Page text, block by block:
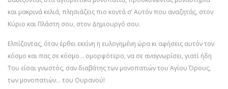
και μακρινά κελιά, πλησιάζεις πιο κοντά σ’ Αυτόν που αναζητάς, στον
Κύριο και Πλάστη σου, στον Δημιουργό σου.
Ελπίζοντας, όταν έρθει εκείνη η ευλογημένη ώρα κι αφήσεις αυτόν τον
κόσμο και πας σε κόσμο… ομορφότερο, να σε αναγνωρίσει, γιατί ήδη
Του είσαι γνωστός, σαν διαβάτης των μονοπατιών του Αγίου Όρους,
των μονοπατιών… του Ουρανού!